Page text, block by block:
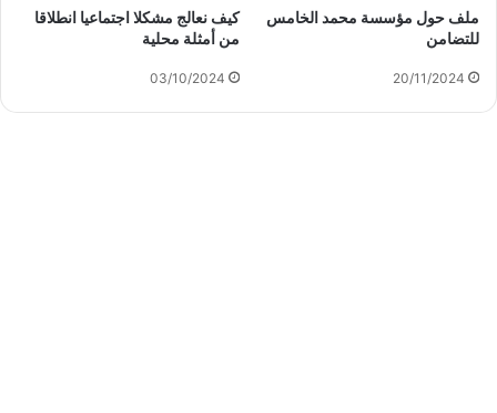
ملف حول مؤسسة محمد الخامس
للتضامن
20/11/2024
كيف نعالج مشكلا اجتماعيا انطلاقا
من أمثلة محلية
03/10/2024